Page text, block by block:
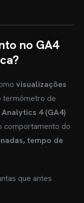
no GA4
visualizações
termômetro de
4 (GA4)
comportamento do
tempo de
que antes